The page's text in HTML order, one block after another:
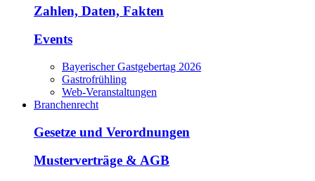
Zahlen, Daten, Fakten
Events
Bayerischer Gastgebertag 2026
Gastrofrühling
Web-Veranstaltungen
Branchenrecht
Gesetze und Verordnungen
Musterverträge & AGB